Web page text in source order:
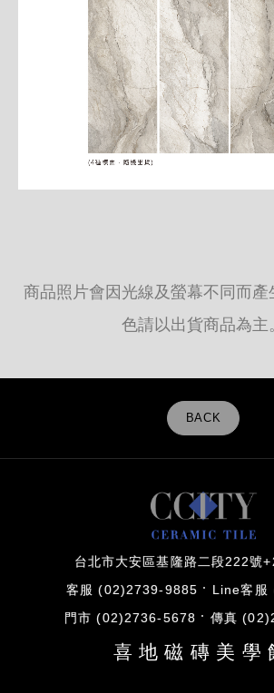
商品照片會因光線及螢幕不同而產
色請以出貨商品為主
BACK
台北市大安區基隆路二段222號
客服 (02)2739-9885 Line客服
門市 (02)2736-5678 傳真
喜地磁磚美學